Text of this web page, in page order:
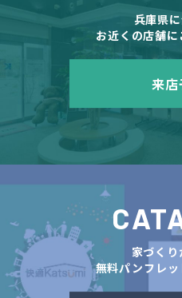
兵庫県
お近くの店舗
来店
家づく
無料パンフレ